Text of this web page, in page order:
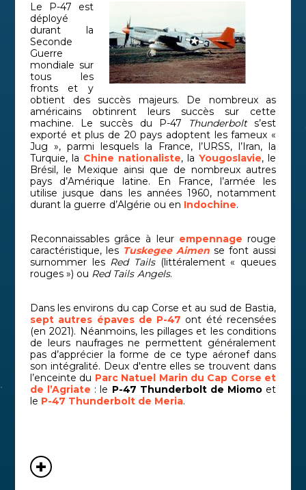
Le P-47 est
déployé
durant la
Seconde
Guerre
mondiale sur
tous les
fronts et y
obtient des succès majeurs. De nombreux as
américains obtinrent leurs succès sur cette
machine. Le succès du P-47
Thunderbolts’est
exporté et plus de 20 pays adoptent les fameux «
Jug », parmi lesquels la France, l’URSS, l’Iran, la
Turquie, la Chine nationaliste, la Yougoslavie, le
Brésil, le Mexique ainsi que de nombreux autres
pays d’Amérique latine. En France, l’armée les
utilise jusque dans les années 1960, notamment
durant la guerre d’Algérie ou en Indochine.
Reconnaissables grâce à leur empennagerouge
caractéristique, les Tuskegee Aimen se font aussi
surnommer les Red Tails(littéralement « queues
rouges ») ou Red Tails Angels.
Dans les environs du cap Corse et au sud de Bastia,
sept autres épaves de P-47 ont été recensées
(en 2021). Néanmoins, les pillages et les conditions
de leurs naufrages ne permettent généralement
pas d’apprécier la forme de ce type aéronef dans
son intégralité. Deux d'entre elles se trouvent dans
l’enceinte du Parc Natuel Marin du Cap Corse et
de l’Agriate : le P-47 Thunderbolt de Miomoet
le P-47 Thunderbolt de Meria.